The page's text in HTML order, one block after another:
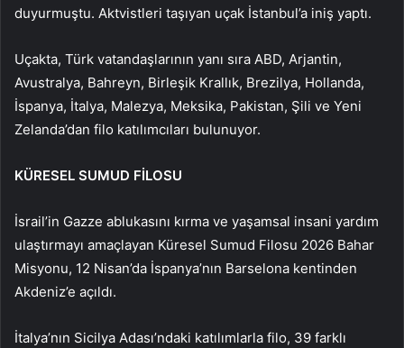
duyurmuştu. Aktvistleri taşıyan uçak İstanbul’a iniş yaptı.
Uçakta, Türk vatandaşlarının yanı sıra ABD, Arjantin,
Avustralya, Bahreyn, Birleşik Krallık, Brezilya, Hollanda,
İspanya, İtalya, Malezya, Meksika, Pakistan, Şili ve Yeni
Zelanda’dan filo katılımcıları bulunuyor.
KÜRESEL SUMUD FİLOSU
İsrail’in Gazze ablukasını kırma ve yaşamsal insani yardım
ulaştırmayı amaçlayan Küresel Sumud Filosu 2026 Bahar
Misyonu, 12 Nisan’da İspanya’nın Barselona kentinden
Akdeniz’e açıldı.
İtalya’nın Sicilya Adası’ndaki katılımlarla filo, 39 farklı